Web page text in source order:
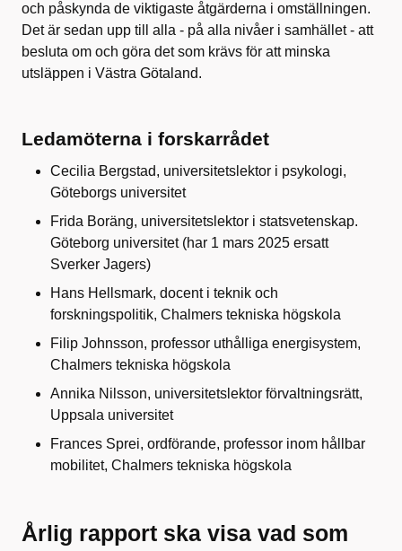
och påskynda de viktigaste åtgärderna i omställningen.
Det är sedan upp till alla - på alla nivåer i samhället - att
besluta om och göra det som krävs för att minska
utsläppen i Västra Götaland.
Ledamöterna i forskarrådet
Cecilia Bergstad, universitetslektor i psykologi,
Göteborgs universitet
Frida Boräng, universitetslektor i statsvetenskap.
Göteborg universitet (har 1 mars 2025 ersatt
Sverker Jagers)
Hans Hellsmark, docent i teknik och
forskningspolitik, Chalmers tekniska högskola
Filip Johnsson, professor uthålliga energisystem,
Chalmers tekniska högskola
Annika Nilsson, universitetslektor förvaltningsrätt,
Uppsala universitet
Frances Sprei, ordförande, professor inom hållbar
mobilitet, Chalmers tekniska högskola
Årlig rapport ska visa vad som